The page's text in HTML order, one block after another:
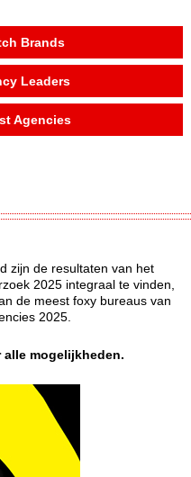
Brands
Leaders
Agencies
zijn de resultaten van het
2025 integraal te vinden,
de meest foxy bureaus van
2025.
alle mogelijkheden.